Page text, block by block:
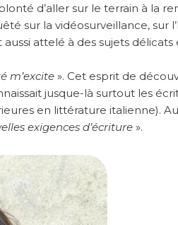
d’aller sur le terrain à la
sur la vidéosurveillance, sur
attelé à des sujets délicats
m’excite ». Cet esprit de
jusque-là surtout les
en littérature italienne). Au
exigences d’écriture ».